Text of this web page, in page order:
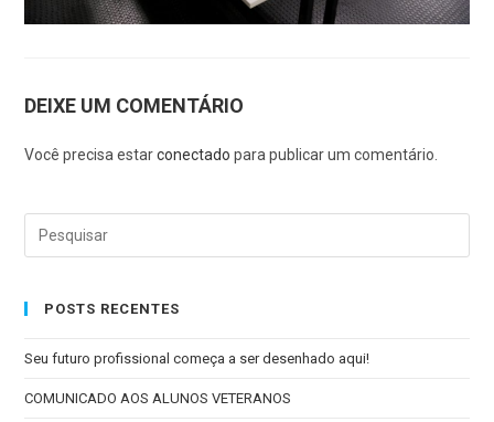
DEIXE UM COMENTÁRIO
Você precisa estarconectado para publicar um comentário.
POSTS RECENTES
Seu futuro profissional começa a ser desenhado aqui!
COMUNICADO AOS ALUNOS VETERANOS